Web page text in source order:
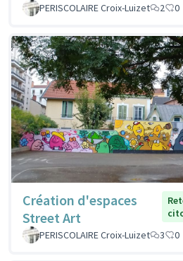
PERISCOLAIRE Croix-Luizet 2 0
Création d'espaces
Street Art
PERISCOLAIRE Croix-Luizet
3 0